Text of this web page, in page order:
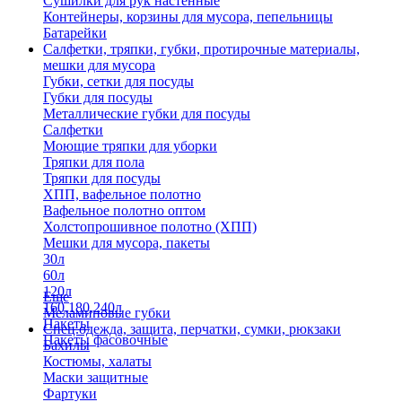
Контейнеры, корзины для мусора, пепельницы
Батарейки
Салфетки, тряпки, губки, протирочные материалы,
мешки для мусора
Губки, сетки для посуды
Губки для посуды
Металлические губки для посуды
Салфетки
Моющие тряпки для уборки
Тряпки для пола
Тряпки для посуды
ХПП, вафельное полотно
Вафельное полотно оптом
Холстопрошивное полотно (ХПП)
Мешки для мусора, пакеты
30л
60л
120л
160,180,240л
Пакеты
Пакеты фасовочные
Еще
Меламиновые губки
Спец.одежда, защита, перчатки, сумки, рюкзаки
Бахилы
Костюмы, халаты
Маски защитные
Фартуки